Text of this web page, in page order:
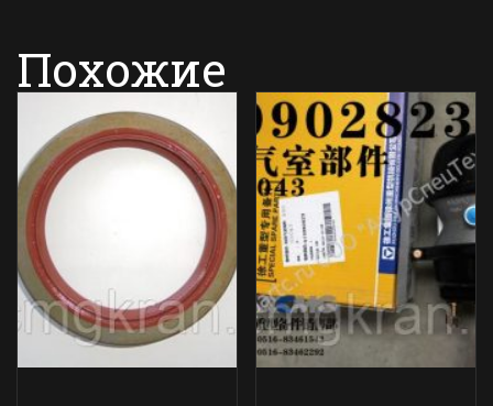
Похожие